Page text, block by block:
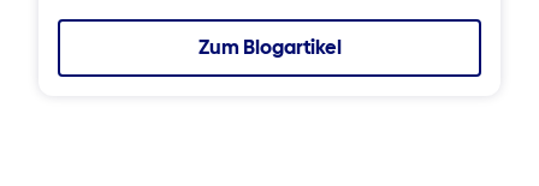
Zum Blogartikel